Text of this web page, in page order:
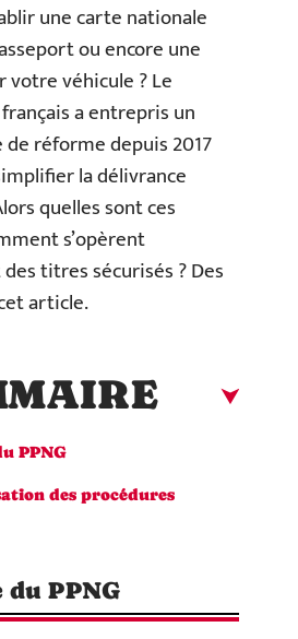
une carte nationale
ou encore une
véhicule ? Le
a entrepris un
réforme depuis 2017
la délivrance
quelles sont ces
s’opèrent
titres sécurisés ? Des
article.
PPNG
des procédures
PPNG